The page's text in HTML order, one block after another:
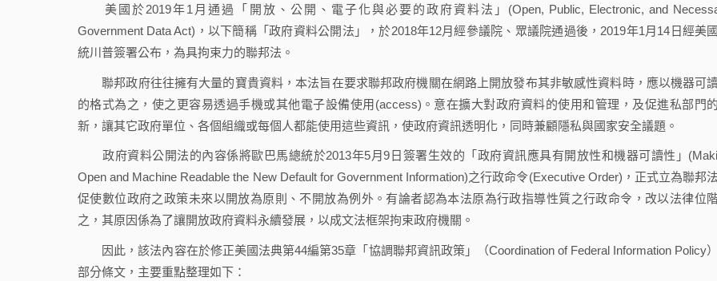
美國於2019年1月通過「開放、公開、電子化與必要的政府資料法」(Open, Public, Electronic, and
Government Data Act)，以下簡稱「政府資料公開法」，於2018年12月經參議院、眾議院通過後，2019年1月14日經美
統川普簽署公布，為具拘束力的聯邦法。
聯邦政府往往擁有大量的寶貴資料，本法旨在要求聯邦政府機關在網路上開放發布其非敏感性資料時，應以機器可
的格式為之，使之更容易透過手機或其他電子設備使用(access)。意在擴大對政府資料的使用和管理，及促進私部門
新，讓其它政府單位、各個組織或每個人都能使用這些資訊，使政府資訊透明化，同時兼顧隱私與國家安全議題。
政府資料公開法的內容係將歐巴馬總統於2013年5月9日簽署生效的「政府資訊應具有開放性和機器可讀性」
Open and Machine Readable the New Default for Government Information)之行政命令(Executive Order)，正式立為聯邦法
促使數位政府之政策未來以開放為原則、不開放為例外。有論者認為本法原為行政指導性質之行政命令，改以法律位
之，其原因係為了讓開放政府資料永續發展，以成文法框架拘束政府機關。
因此，該法內容在於修正美國法典第44編第35章「協調聯邦資訊政策」（Coordination of Federal Information Policy
部分條文，主要重點整理如下：